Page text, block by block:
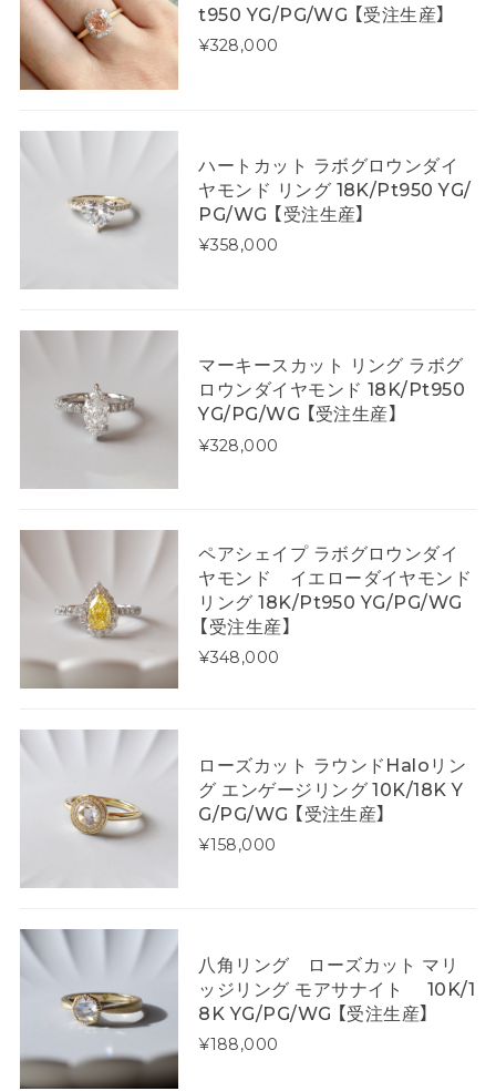
t950 YG/PG/WG 【受注生産】
¥328,000
ハートカット ラボグロウンダイ
ヤモンド リング 18K/Pt950 YG/
PG/WG 【受注生産】
¥358,000
マーキースカット リング ラボグ
ロウンダイヤモンド 18K/Pt950
YG/PG/WG 【受注生産】
¥328,000
ペアシェイプ ラボグロウンダイ
ヤモンド イエローダイヤモンド
リング 18K/Pt950 YG/PG/WG
【受注生産】
¥348,000
ローズカット ラウンドHaloリン
グ エンゲージリング 10K/18K Y
G/PG/WG 【受注生産】
¥158,000
八角リング ローズカット マリ
ッジリング モアサナイト 10K/1
8K YG/PG/WG 【受注生産】
¥188,000